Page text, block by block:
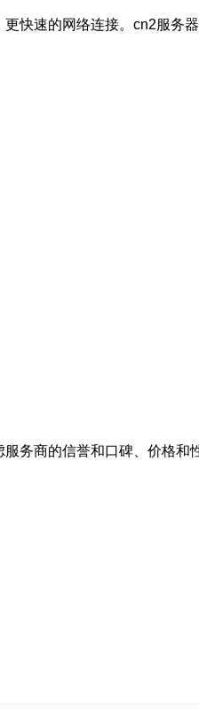
快速的网络连接。cn2服务
务商的信誉和口碑、价格和